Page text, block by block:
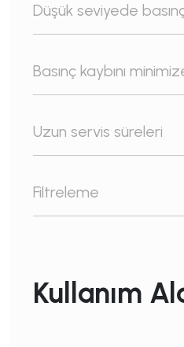
Düşük seviyede
Basınç kaybını
Uzun servis süreleri
Filtreleme
Kullanım